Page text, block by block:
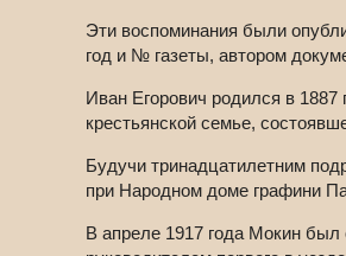
Эти воспоминания были
год и № газеты, автором
Иван Егорович родился в
крестьянской семье,
Будучи тринадцатилетним
при Народном доме графини
В апреле 1917 года Мокин был